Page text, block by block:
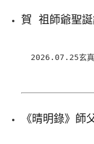
賀 祖師爺聖
2026.07.25
《晴明錄》師